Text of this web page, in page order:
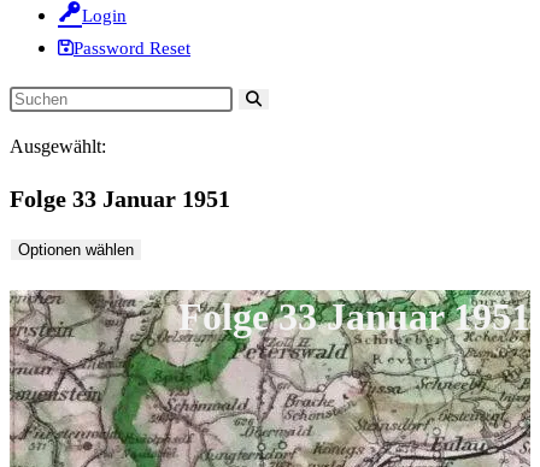
Login
Password Reset
Diese
durchsuchen
Ausgewählt:
Folge 33 Januar 1951
Optionen wählen
Folge 33 Januar 1951